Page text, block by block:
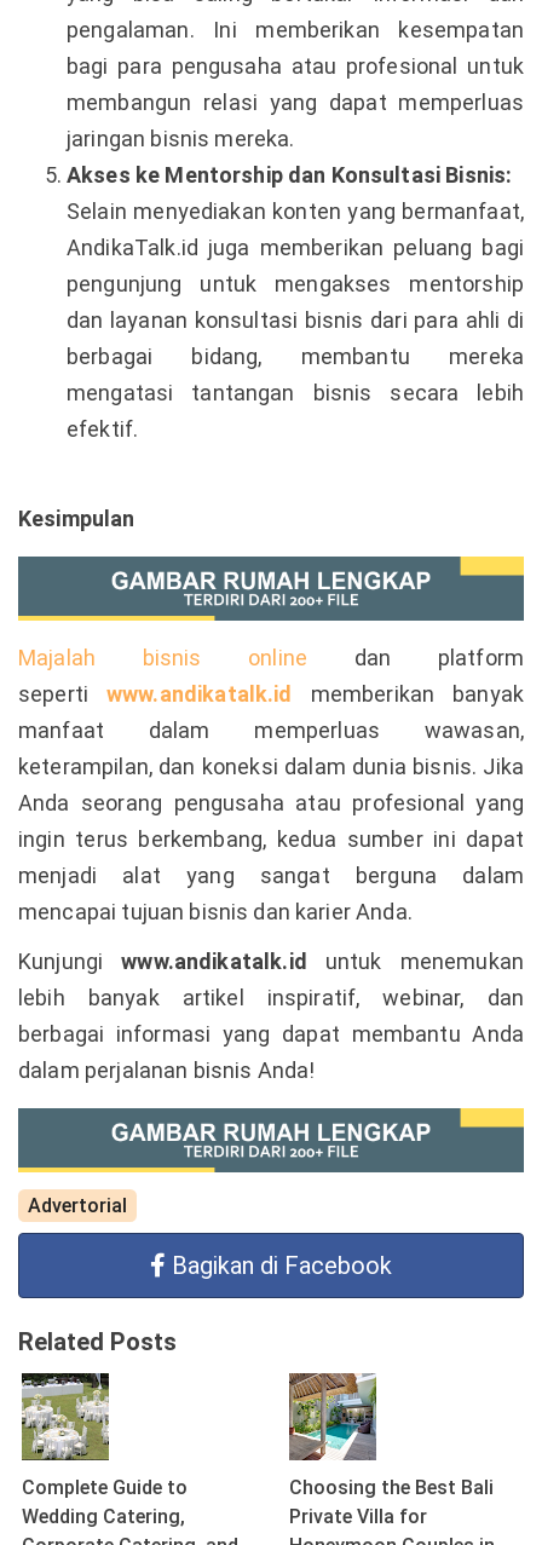
pengalaman. Ini memberikan kesempatan
bagi para pengusaha atau profesional untuk
membangun relasi yang dapat memperluas
jaringan bisnis mereka.
Akses ke Mentorship dan Konsultasi Bisnis:
Selain menyediakan konten yang bermanfaat,
AndikaTalk.id juga memberikan peluang bagi
pengunjung untuk mengakses mentorship
dan layanan konsultasi bisnis dari para ahli di
berbagai bidang, membantu mereka
mengatasi tantangan bisnis secara lebih
efektif.
Kesimpulan
Majalah bisnis online dan platform
sepertiwww.andikatalk.id
memberikan banyak
manfaat dalam memperluas wawasan,
keterampilan, dan koneksi dalam dunia bisnis. Jika
Anda seorang pengusaha atau profesional yang
ingin terus berkembang, kedua sumber ini dapat
menjadi alat yang sangat berguna dalam
mencapai tujuan bisnis dan karier Anda.
Kunjungiwww.andikatalk.id
untuk menemukan
lebih banyak artikel inspiratif, webinar, dan
berbagai informasi yang dapat membantu Anda
dalam perjalanan bisnis Anda!
Advertorial
Bagikan di Facebook
Related Posts
Complete Guide to
Wedding Catering,
Choosing the Best Bali
Private Villa for